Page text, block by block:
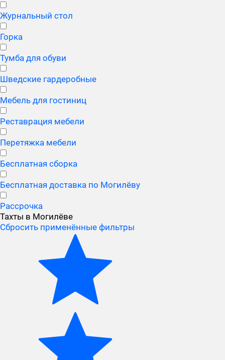
Журнальный стол
Горка
Тумба для обуви
Шведские гардеробные
Мебель для гостиниц
Реставрация мебели
Перетяжка мебели
Бесплатная сборка
Бесплатная доставка по Могилёву
Рассрочка
Тахты в Могилёве
Сбросить применённые фильтры